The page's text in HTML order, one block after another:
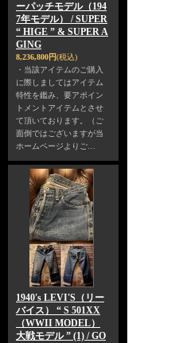
ーパッチモデル（194
7年モデル） / SUPER
“ HIGE ” & SUPER A
GING
8,236,800円(税込)
・当該アイテムのご購入
に際しましてはアイテム
特性を鑑み、要アポイン
トメントアイテムとさせ
て頂いております。（ご
面倒ではございますが当
ホームページよりご…
1940's LEVI'S（リー
バイス） “ S 501XX
（WWII MODEL）
大戦モデル ” (1) / GO